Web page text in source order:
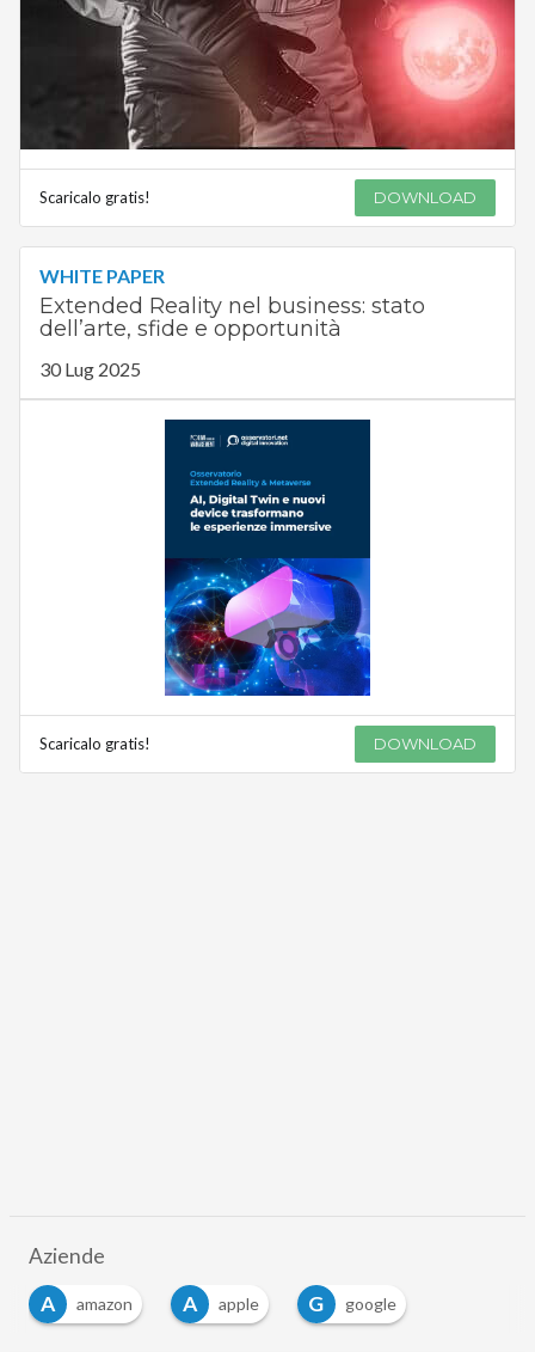
Scaricalo gratis! DOWNLOAD
WHITE PAPER
Extended Reality nel business: stato
dell’arte, sfide e opportunità
30 Lug 2025
Scaricalo gratis! DOWNLOAD
Aziende
A
amazon A apple G google